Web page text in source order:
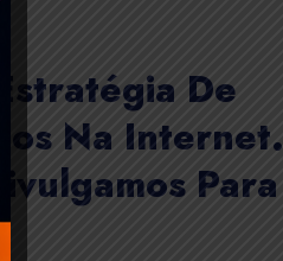
De
Na Internet.
Para